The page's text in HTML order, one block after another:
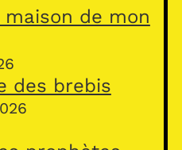
maison de mon
des brebis